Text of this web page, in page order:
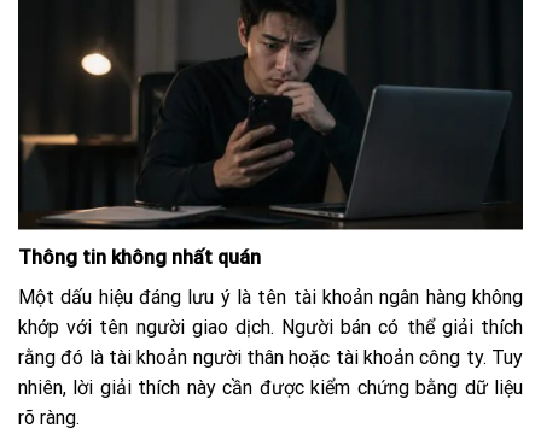
Thông tin không nhất quán
Một dấu hiệu đáng lưu ý là tên tài khoản ngân hàng không
khớp với tên người giao dịch. Người bán có thể giải thích
rằng đó là tài khoản người thân hoặc tài khoản công ty. Tuy
nhiên, lời giải thích này cần được kiểm chứng bằng dữ liệu
rõ ràng.